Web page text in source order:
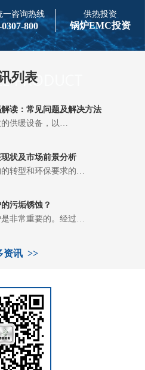
一咨询热线
800
供热投资
锅炉EMC投资
列表
读：常见问题及解决方法
供暖设备，以…
状及市场前景分析
的转型和环保要求的…
污垢锈蚀？
非常重要的。经过…
资讯 >>